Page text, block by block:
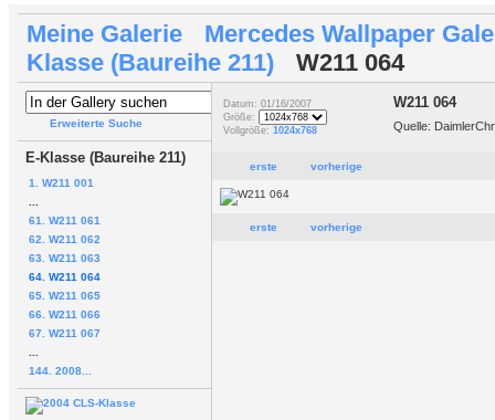
Meine Galerie
Mercedes Wallpaper
Klasse (Baureihe 211)
W211 064
Erweiterte Suche
E-Klasse (Baureihe 211)
1. W211 001
61. W211 061
62. W211 062
63. W211 063
64. W211 064
65. W211 065
66. W211 066
67. W211 067
144. 2008...
Datum: 01/16/2007
Größe:
Vollgröße: 1024x768
W211 064
Quelle:
erste vorherige
erste vorherige